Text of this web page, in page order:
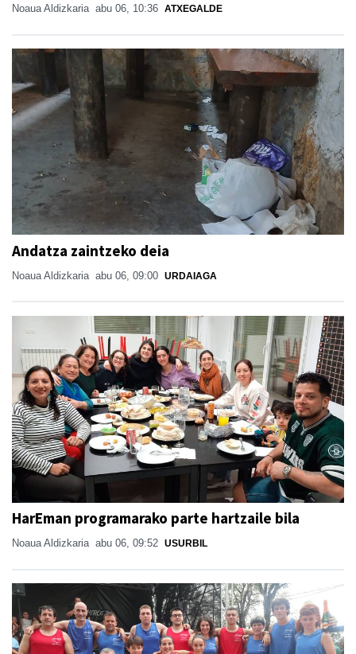
Noaua Aldizkaria abu 06, 10:36 ATXEGALDE
Andatza zaintzeko deia
Noaua Aldizkaria abu 06, 09:00 URDAIAGA
HarEman programarako parte hartzaile bila
Noaua Aldizkaria abu 06, 09:52 USURBIL